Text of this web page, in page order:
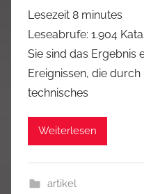
Lesezeit 8 minutes
Leseabrufe: 1.904
Sie sind das Ergebnis
Ereignissen, die
technisches
Weiterlesen
artikel